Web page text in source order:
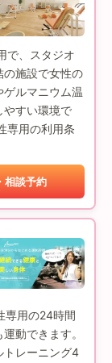
で、スタジオ
の施設で女性の
ルマニウム温
やすい環境で
専用の利用条
相談予約
専用の24時間
動できます。
トレーニング4